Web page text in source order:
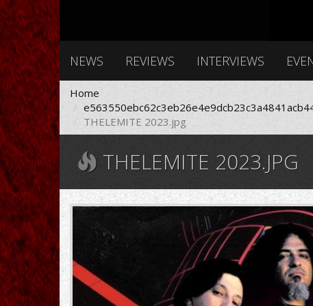
NEWS REVIEWS INTERVIEWS
Home
THELEMITE 2023.jpg
THELEMITE 2023.JPG